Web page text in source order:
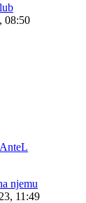
08:50
AnteL
njemu
11:49